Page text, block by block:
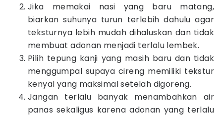
Jika memakai nasi yang baru matang,
biarkan suhunya turun terlebih dahulu agar
teksturnya lebih mudah dihaluskan dan tidak
membuat adonan menjadi terlalu lembek.
Pilih tepung kanji yang masih baru dan tidak
menggumpal supaya cireng memiliki tekstur
kenyal yang maksimal setelah digoreng.
Jangan terlalu banyak menambahkan air
panas sekaligus karena adonan yang terlalu